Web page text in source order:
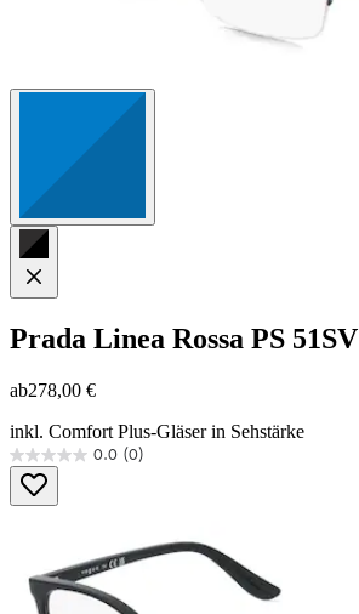
Prada Linea Rossa PS 51SV
ab278,00 €
inkl. Comfort Plus-Gläser in Sehstärke
0.0 (0)
0.0
von
5